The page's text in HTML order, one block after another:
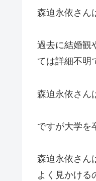
森迫永依さん
過去に結婚観
ては詳細不明
森迫永依さん
ですが大学を
森迫永依さん
よく見かける